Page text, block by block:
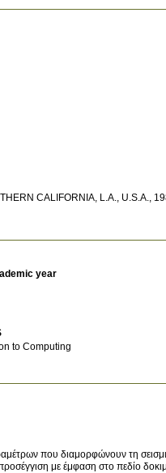
CALIFORNIA, L.A., U.S.A.,
year
to Computing
που διαμορφώνουν τη
με έμφαση στο πεδίο